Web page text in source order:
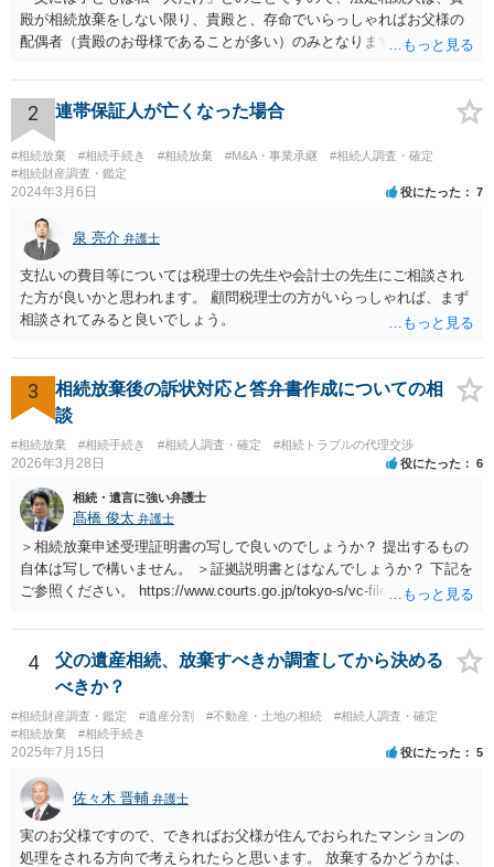
殿が相続放棄をしない限り、貴殿と、存命でいらっしゃればお父様の
配偶者（貴殿のお母様であることが多い）のみとなります。遺言がな
2 連帯保証人が亡くなった場合
#相続放棄 #相続手続き #相続放棄 #M&A・事業承継
#相続人調査・確定
#相続財産調査・鑑定
2024年3月6日 役にたった 7
泉 亮介 弁護士
支払いの費目等については税理士の先生や会計士の先生にご相談され
た方が良いかと思われます。 顧問税理士の方がいらっしゃれば、まず
相談されてみると良いでしょう。
3
相続放棄後の訴状対応と答弁書作成についての相
談
#相続放棄 #相続手続き #相続人調査・確定 #相続トラブルの代理交渉
2026年3月28日 役にたった 6
相続・遺言に強い弁護士
髙橋 俊太 弁護士
＞相続放棄申述受理証明書の写しで良いのでしょうか？ 提出するもの
自体は写しで構いません。 ＞証拠説明書とはなんでしょうか？ 下記を
ご参照ください。 https://www.courts.go.jp/tokyo-s/vc-files/tokyo-s/file/
4
父の遺産相続、放棄すべきか調査してから決める
べきか？
#相続財産調査・鑑定 #遺産分割 #不動産・土地の相続
#相続人調査・確定
#相続放棄
#相続手続き
2025年7月15日 役にたった 5
佐々木 晋輔 弁護士
実のお父様ですので、できればお父様が住んでおられたマンションの
処理をされる方向で考えられたらと思います。 放棄するかどうかは、